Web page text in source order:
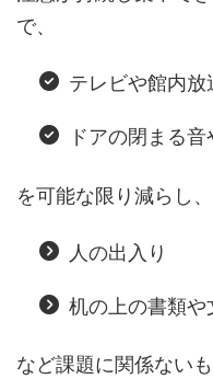
で、
テレビや館内放
ドアの閉まる
を可能な限り減らし、
人の出入り
机の上の書類や
など課題に関係ない